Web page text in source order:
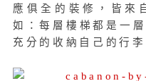
應俱全的裝修，皆來
如：每層樓梯都是一
充分的收納自己的行李